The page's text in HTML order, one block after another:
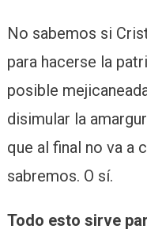
No sabemos si
para hacerse la
posible
disimular la
que al final no va a
sabremos. O sí.
Todo esto sirve